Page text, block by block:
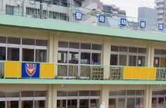
未就園児
採用情報